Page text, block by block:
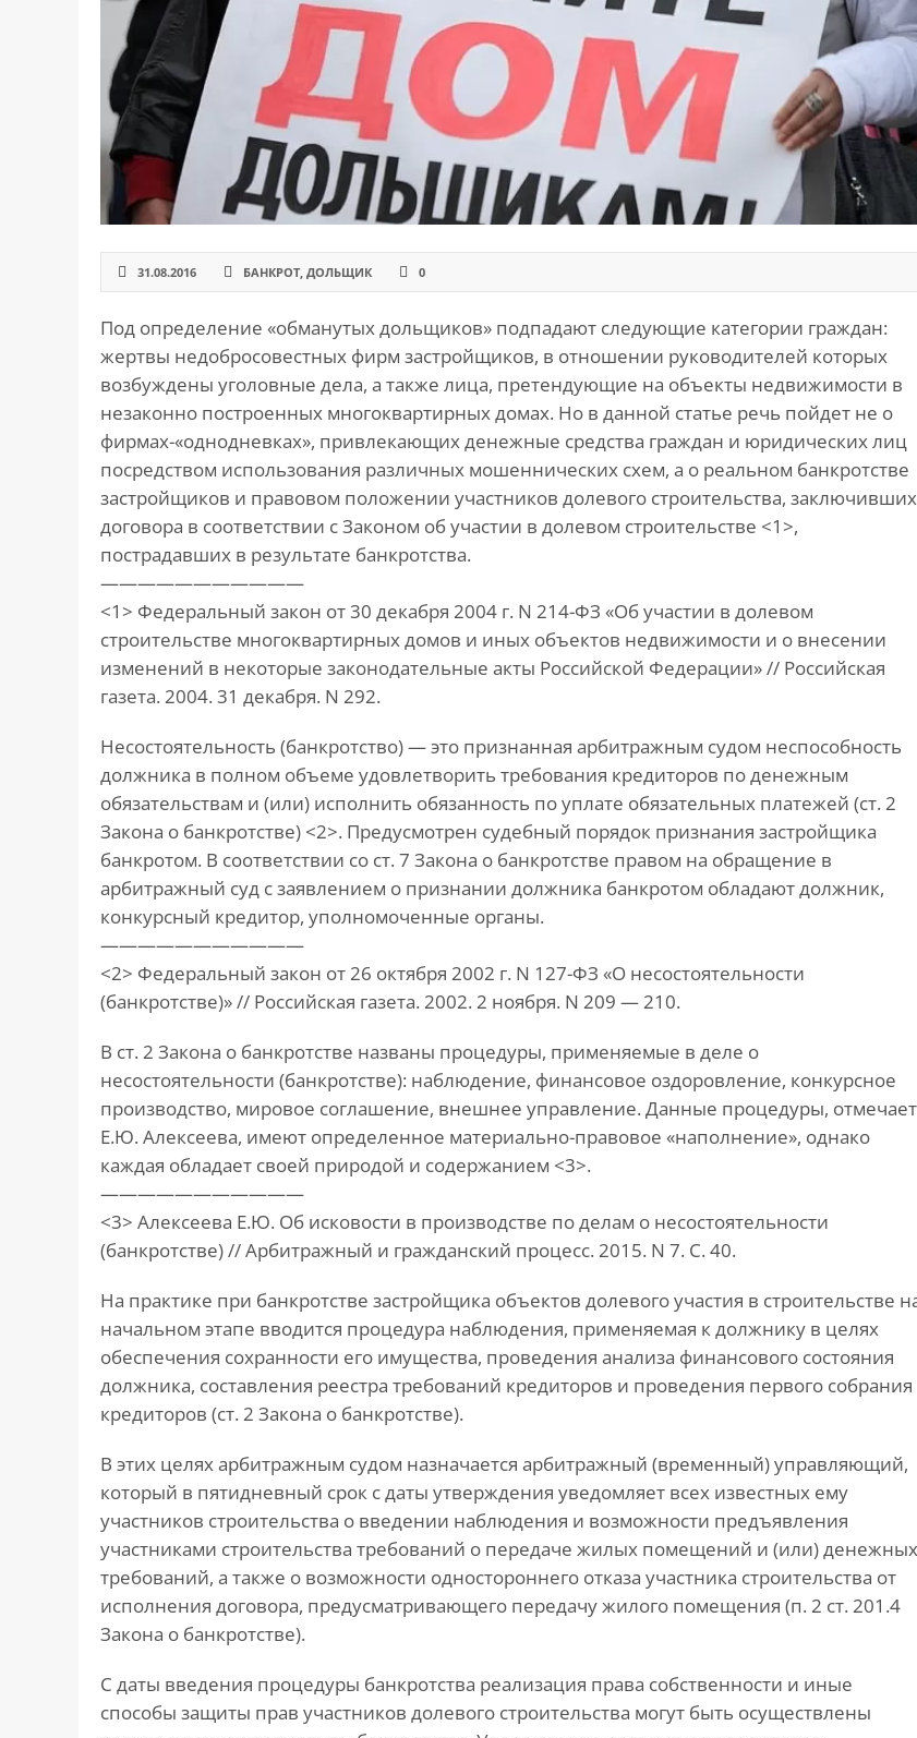
г. Москва, ст. м. «Марксистская», ул.
Марксистская, д. 3, стр. 1
kmsud@yandex.ru
+7 (495) 642-27-02
+7 (936) 281-45-11
+7 (901) 511-80-52
31.08.2016 БАНКРОТ, ДОЛЬЩИК 0
Под определение «обманутых дольщиков» подпадают следующие категории граждан:
жертвы недобросовестных фирм застройщиков, в отношении руководителей которых
возбуждены уголовные дела, а также лица, претендующие на объекты недвижимости в
незаконно построенных многоквартирных домах. Но в данной статье речь пойдет не о
фирмах-«однодневках», привлекающих денежные средства граждан и юридических лиц
посредством использования различных мошеннических схем, а о реальном банкротстве
застройщиков и правовом положении участников долевого строительства, заключивших
договора в соответствии с Законом об участии в долевом строительстве <1>,
пострадавших в результате банкротства.
———————————
<1> Федеральный закон от 30 декабря 2004 г. N 214-ФЗ «Об участии в долевом
строительстве многоквартирных домов и иных объектов недвижимости и о внесении
изменений в некоторые законодательные акты Российской Федерации» // Российская
газета. 2004. 31 декабря. N 292.
Несостоятельность (банкротство) — это признанная арбитражным судом неспособность
должника в полном объеме удовлетворить требования кредиторов по денежным
обязательствам и (или) исполнить обязанность по уплате обязательных платежей (ст. 2
Закона о банкротстве) <2>. Предусмотрен судебный порядок признания застройщика
банкротом. В соответствии со ст. 7 Закона о банкротстве правом на обращение в
арбитражный суд с заявлением о признании должника банкротом обладают должник,
конкурсный кредитор, уполномоченные органы.
———————————
<2> Федеральный закон от 26 октября 2002 г. N 127-ФЗ «О несостоятельности
(банкротстве)» // Российская газета. 2002. 2 ноября. N 209 — 210.
В ст. 2 Закона о банкротстве названы процедуры, применяемые в деле о
несостоятельности (банкротстве): наблюдение, финансовое оздоровление, конкурсное
производство, мировое соглашение, внешнее управление. Данные процедуры, отмечает
Е.Ю. Алексеева, имеют определенное материально-правовое «наполнение», однако
каждая обладает своей природой и содержанием <3>.
———————————
<3> Алексеева Е.Ю. Об исковости в производстве по делам о несостоятельности
(банкротстве) // Арбитражный и гражданский процесс. 2015. N 7. С. 40.
На практике при банкротстве застройщика объектов долевого участия в строительстве
начальном этапе вводится процедура наблюдения, применяемая к должнику в целях
обеспечения сохранности его имущества, проведения анализа финансового состояния
должника, составления реестра требований кредиторов и проведения первого собрания
кредиторов (ст. 2 Закона о банкротстве).
В этих целях арбитражным судом назначается арбитражный (временный) управляющий,
который в пятидневный срок с даты утверждения уведомляет всех известных ему
участников строительства о введении наблюдения и возможности предъявления
участниками строительства требований о передаче жилых помещений и (или) денежных
требований, а также о возможности одностороннего отказа участника строительства от
исполнения договора, предусматривающего передачу жилого помещения (п. 2 ст. 201.4
Закона о банкротстве).
С даты введения процедуры банкротства реализация права собственности и иные
способы защиты прав участников долевого строительства могут быть осуществлены